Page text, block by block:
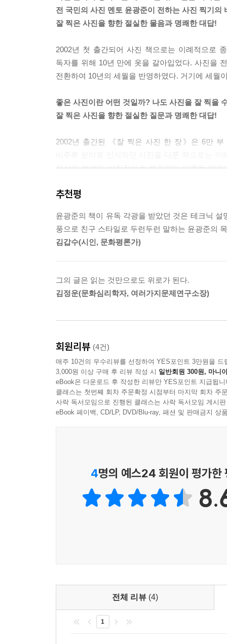
전 국민의 사진 멘토 윤광준이 전하는 사진 찍기의
잘 찍은 사진을 향한 절실한 물음과 명쾌한 대답!
2002년 첫 출간되어 사진 책으로는 이례적으로
독자를 위해 10년 만에 옷을 갈아입었다. 사진을
전환하여 10년의 세월을 반영하였다. 거기에 세월
좋은 사진이란 어떤 것일까? 나도 사진을 잘 찍을
잘 찍은 사진을 향한 절실한 질문과 명쾌한 대답!
2002년 출간된 《잘 찍은 사진 한 장》은 6만
자신의 본업인 사진작가로 본격적인 이름을 알
초판이 출간된 지 10년, 자신만의 삶과 사진을
전환하여 10년의 세월을 반영하였다. 거기에 세월
카메라가 아니라 사람이 사진 찍는다: 사진 잘 찍는
수동카메라에서 자동카메라로, 다시 디지털카
원하는 대로 낼 수 있다. 그런데도 사람들은 여전
두루 살피며 잘 찍은 사진들을 많이 접하는 것도
사진광이 되려면 사진을 많이 보아야 하는 것은 당
사진을 잘 찍으려면 무엇을 찍어야 하는가도 많은
버려야 한다. 인간은 가질 수 없는 대상과 이룰
자신의 이야기나 관심사를 표현하는 것부터 차
사람들은 사진을 찍을 때마다 남의 눈을 의식하
사진이 만들어진다고 저자는 말한다.
소문난 그의 인생론은 ‘멋진 사진이 멋진 인생’
취미와 물건에 대한 관심을 키워오면서 철학자
잘 사는 삶에 대한 성찰의 기록으로 귀결된다”
추천평
윤광준의 책이 유독 각광을 받았던 것은 테크닉
풍으로 친구 스타일로 두런두런 말하는 윤광준의
김갑수(시인, 문화평론가)
그의 글은 읽는 것만으로도 위로가 된다.
김정운(문화심리학자, 여러가지문제연구소장)
회원리뷰 (4건)
매주 10건의 우수리뷰를 선정하여 YES포인트 3만원을 드
3,000원 이상 구매 후 리뷰 작성 시 일반회원 300원, 마니
eBook은 다운로드 후 작성한 리뷰만 YES포인트 지급됩니
클래스는 첫번째 회차 주문확정 시점부터 마지막 회차 주
사락 독서모임으로 진행된 클래스는 사락 독서모임 게시
eBook 페이백, CD/LP, DVD/Blu-ray, 패션 및 판매금지 상
4명의 예스24 회원이 평가한
전체 리뷰 (4)
1